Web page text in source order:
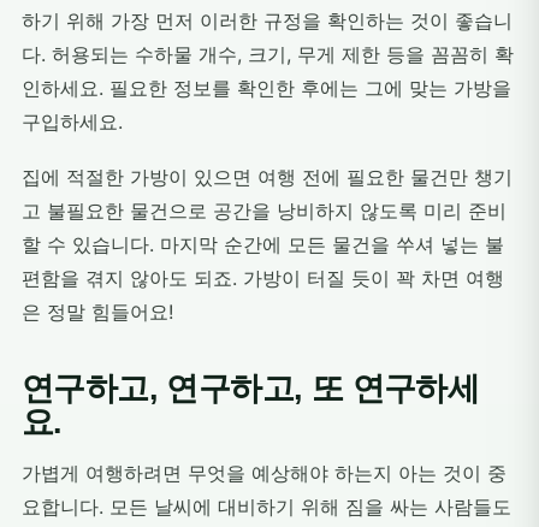
하기 위해 가장 먼저 이러한 규정을 확인하는 것이 좋습니
다. 허용되는 수하물 개수, 크기, 무게 제한 등을 꼼꼼히 확
인하세요. 필요한 정보를 확인한 후에는 그에 맞는 가방을
구입하세요.
집에 적절한 가방이 있으면 여행 전에 필요한 물건만 챙기
고 불필요한 물건으로 공간을 낭비하지 않도록 미리 준비
할 수 있습니다. 마지막 순간에 모든 물건을 쑤셔 넣는 불
편함을 겪지 않아도 되죠. 가방이 터질 듯이 꽉 차면 여행
은 정말 힘들어요!
연구하고, 연구하고, 또 연구하세
요.
가볍게 여행하려면 무엇을 예상해야 하는지 아는 것이 중
요합니다. 모든 날씨에 대비하기 위해 짐을 싸는 사람들도